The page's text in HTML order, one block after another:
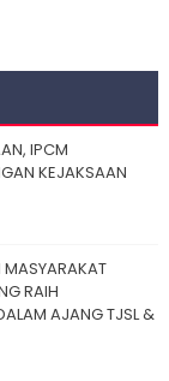
IPCM
KEJAKSAAN
RAIH
AJANG TJSL &